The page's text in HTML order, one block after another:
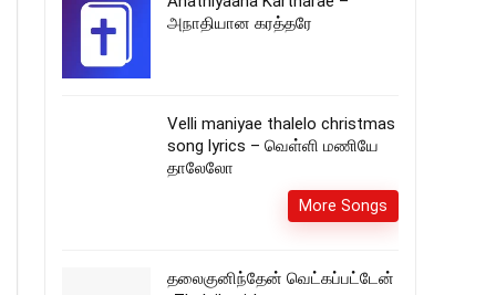
அநாதியான கரத்தரே
Velli maniyae thalelo christmas
song lyrics – வெள்ளி மணியே
தாலேலோ
More Songs
தலைகுனிந்தேன் வெட்கப்பட்டேன்